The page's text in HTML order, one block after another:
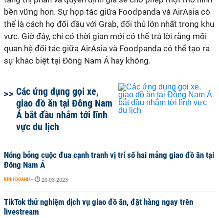
bền vững hơn. Sự hợp tác giữa Foodpanda và AirAsia có
thể là cách họ đối đầu với Grab, đối thủ lớn nhất trong khu
vực. Giờ đây, chỉ có thời gian mới có thể trả lời rằng mối
quan hệ đối tác giữa AirAsia và Foodpanda có thể tạo ra
sự khác biệt tại Đông Nam Á hay không.
Các ứng dụng gọi xe,
giao đồ ăn tại Đông Nam
Á bắt đầu nhắm tới lĩnh
vực du lịch
Nóng bỏng cuộc đua cạnh tranh vị trí số hai mảng giao đồ ăn tại
Đông Nam Á
KINH DOANH - 20-03-2023
TikTok thử nghiệm dịch vụ giao đồ ăn, đặt hàng ngay trên
livestream